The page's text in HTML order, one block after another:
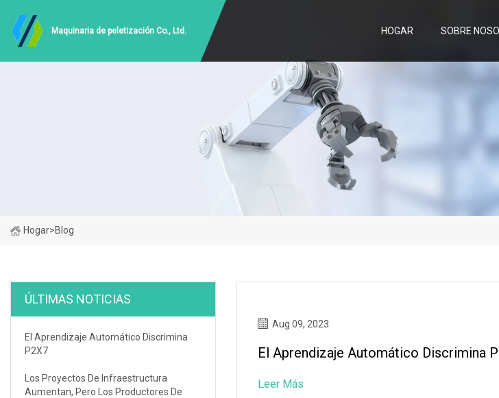
Maquinaria de peletización Co., Ltd. HOGAR SOBRE
Hogar>Blog
ÚLTIMAS NOTICIAS
El Aprendizaje Automático Discrimina
P2X7
Los Proyectos De Infraestructura
Aumentan, Pero Los Productores De
Aug 09, 2023
El Aprendizaje Automático Discrimina
Leer Más